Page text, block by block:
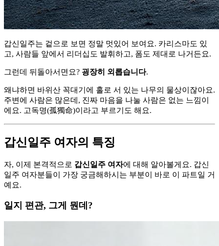
갑신일주는 겉으로 보면 정말 멋있어 보여요. 카리스마도 있
고, 사람들 앞에서 리더십도 발휘하고, 폼도 제대로 나거든요.
그런데 뒤돌아서면요? 굉장히 외롭습니다.
왜냐하면 바위산 꼭대기에 홀로 서 있는 나무의 물상이잖아요.
주변에 사람은 많은데, 진짜 마음을 나눌 사람은 없는 느낌이
에요. 고독명(孤獨命)이라고 부르기도 해요.
갑신일주 여자의 특징
자, 이제 본격적으로 갑신일주 여자에 대해 알아볼게요. 갑신
일주 여자분들이 가장 궁금해하시는 부분이 바로 이 파트일 거
예요.
일지 편관, 그게 뭔데?